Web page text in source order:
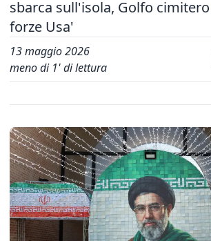
sbarca sull'isola, Golfo
forze Usa'
13 maggio 2026
meno di 1' di lettura